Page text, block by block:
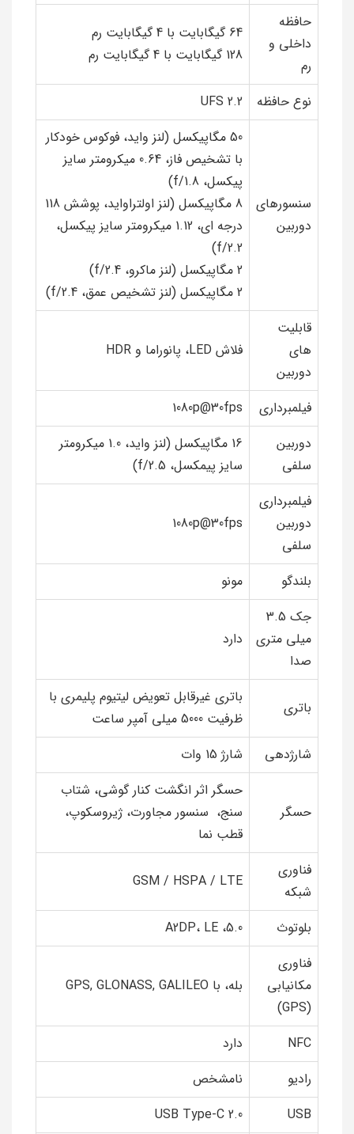
حافظه
داخلی و
رم
64 گیگابایت با 4 گیگابایت رم
128 گیگابایت با 4 گیگابایت رم
نوع حافظه UFS 2.2
سنسورهای
دوربین
50 مگاپیکسل (لنز واید، فوکوس خودکار
با تشخیص فاز، 0.64 میکرومتر سایز
پیکسل، f/1.8)
8 مگاپیکسل (لنز اولتراواید، پوشش 118
درجه ای، 1.12 میکرومتر سایز پیکسل،
f/2.2)
2 مگاپیکسل (لنز ماکرو، f/2.4)
2 مگاپیکسل (لنز تشخیص عمق، f/2.4)
قابلیت
های
دوربین
فلاش LED، پانوراما و HDR
فیلمبرداری
1080p@30fps
دوربین
سلفی
16 مگاپیکسل (لنز واید، 1.0 میکرومتر
سایز پیمکسل، f/2.5)
فیلمبرداری
دوربین
سلفی
1080p@30fps
بلندگو
مونو
جک 3.5
میلی متری
صدا
دارد
باتری
باتری غیرقابل تعویض لیتیوم پلیمری با
ظرفیت 5000 میلی آمپر ساعت
شارژدهی
شارژ 15 وات
حسگر
حسگر اثر انگشت کنار گوشی، شتاب
سنج، سنسور مجاورت، ژیروسکوپ،
قطب نما
فناوری
شبکه
GSM / HSPA / LTE
بلوتوث
5.0، A2DP، LE
فناوری
مکانیابی
(GPS)
بله، با GPS, GLONASS, GALILEO
NFC
دارد
رادیو
نامشخص
USB
USB Type-C 2.0